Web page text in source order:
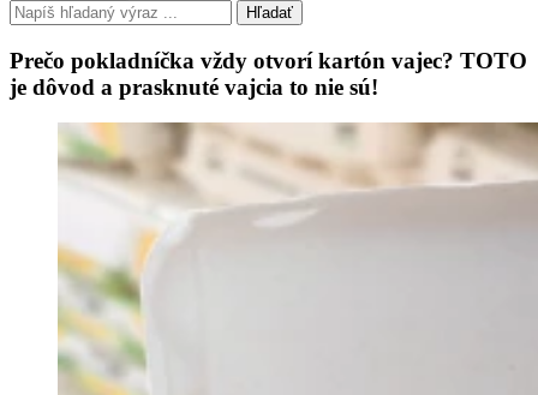
Hľadať
Prečo pokladníčka vždy otvorí kartón vajec? TOTO
je dôvod a prasknuté vajcia to nie sú!